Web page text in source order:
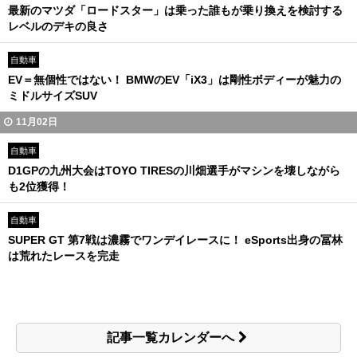
最新のマツダ「ロードスター」は乗った誰もが乗り換えを検討する
レベルのデキの良さ
自動車
EV＝無個性ではない！ BMWのEV「iX3」は剛性ボディーが魅力の
ミドルサイズSUV
11月02日
自動車
D1GPの九州大会はTOYO TIRESの川畑選手がマシンを壊しながら
も2位獲得！
自動車
SUPER GT 第7戦は濃霧でワンデイレースに！ eSports出身の冨林
は荒れたレースを完走
記事一覧カレンダーへ